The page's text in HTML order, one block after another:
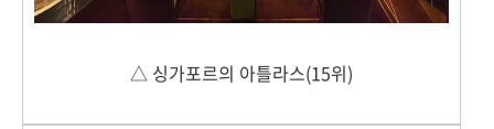
△ 싱가포르의 아틀라스(15위)